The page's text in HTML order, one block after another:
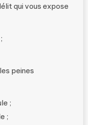
qui vous expose
peines
;
;